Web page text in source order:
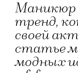
Маникюр
тренд,
своей
статье
модных